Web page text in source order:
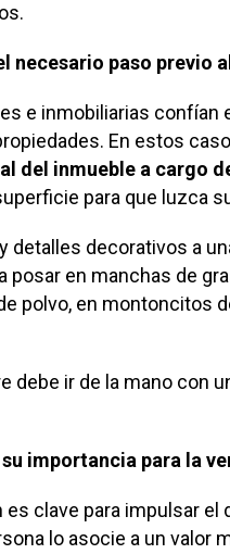
necesario paso previo
e inmobiliarias confían
En estos
del inmueble a cargo
para que luzca
detalles decorativos a
posar en manchas de
polvo, en montoncitos
debe ir de la mano con
importancia para la
clave para impulsar el
lo asocie a un valor